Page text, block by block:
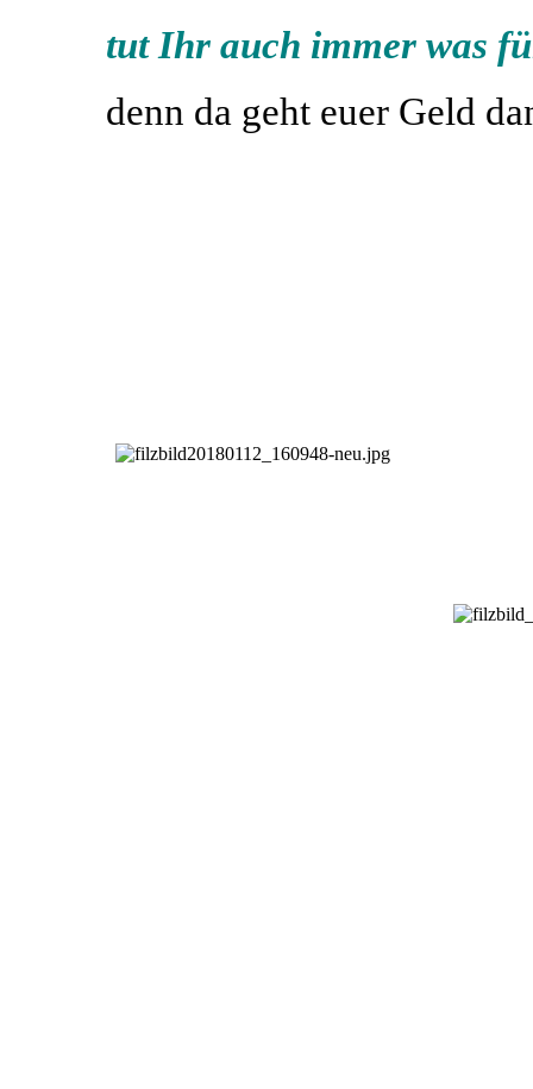
tut Ihr auch immer was
denn da geht euer Geld